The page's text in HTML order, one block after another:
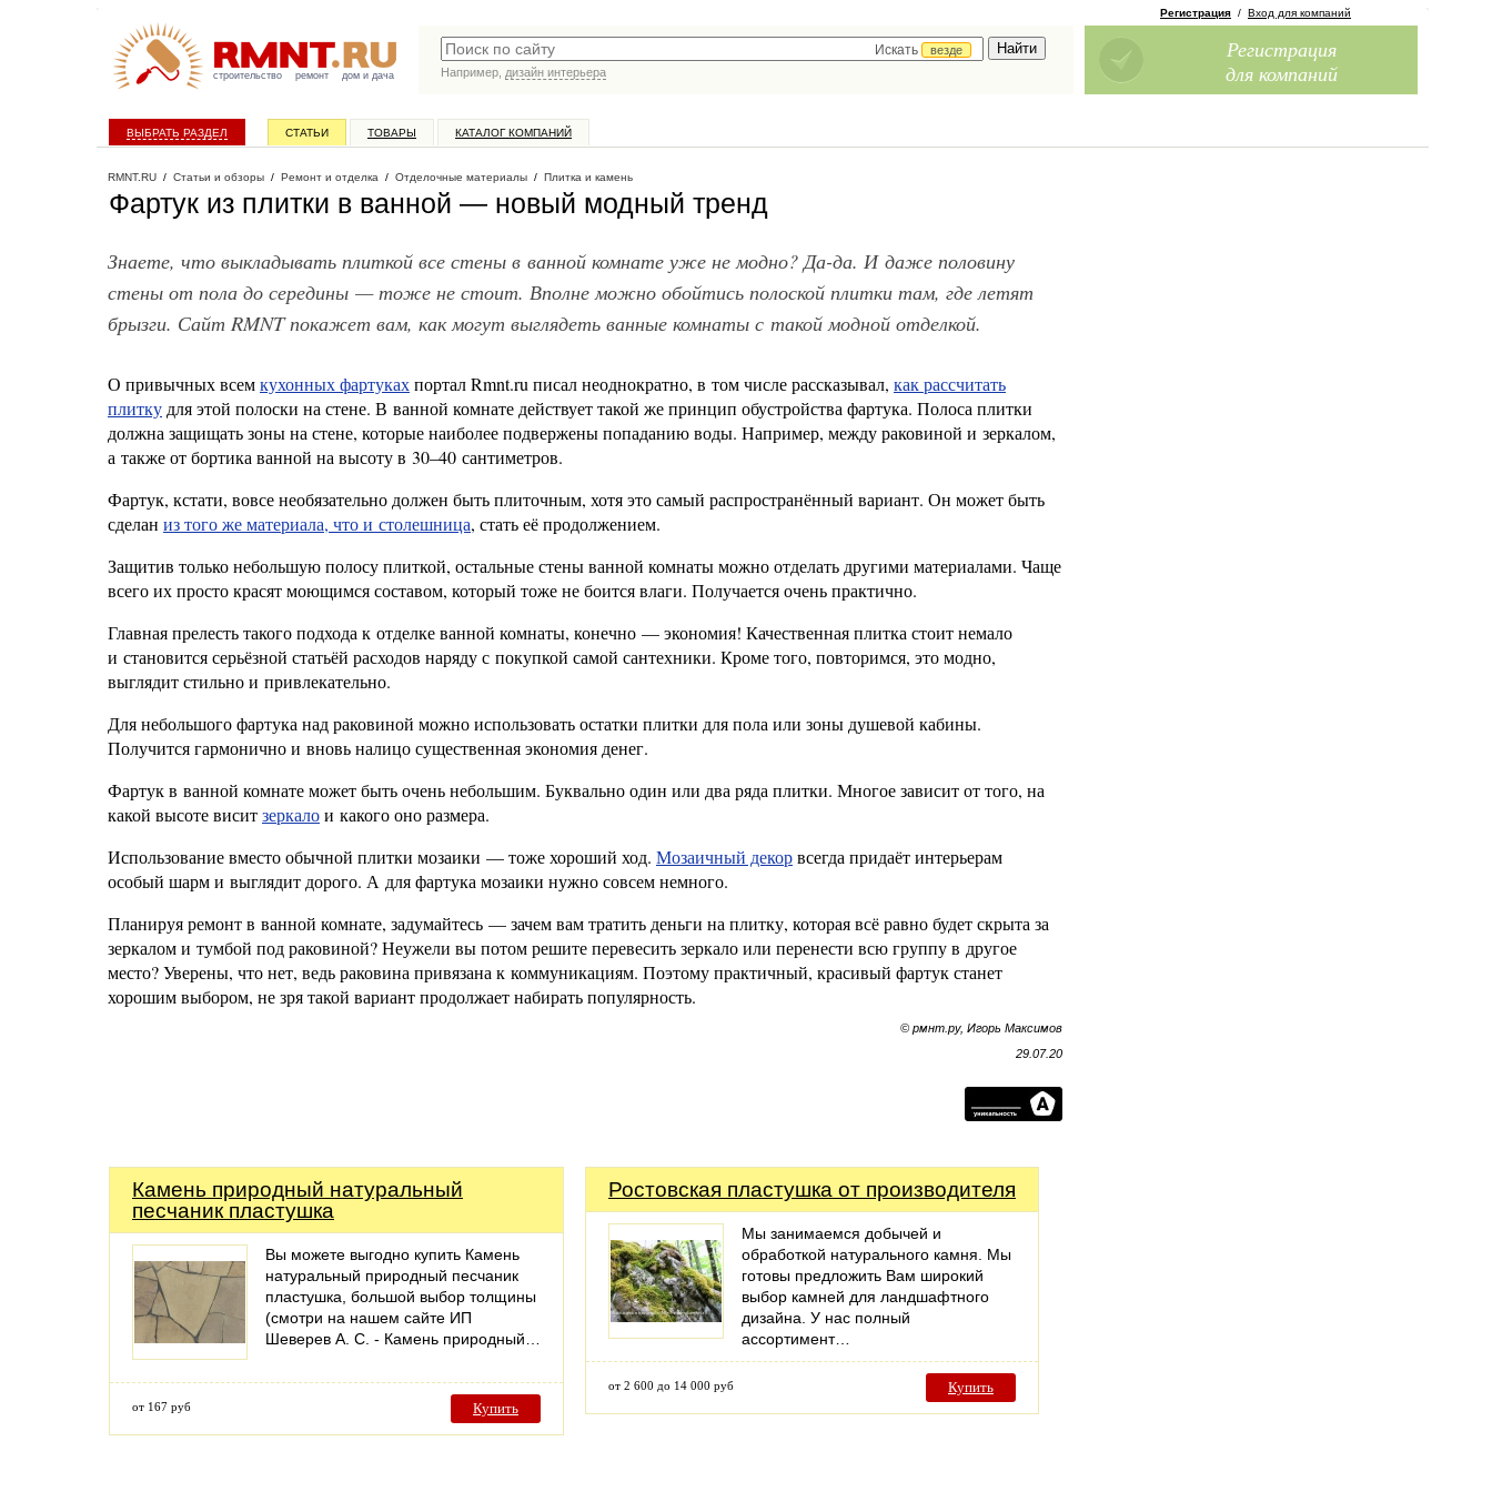
строительство ремонт дом и дача
Искать
везде
Например, дизайн интерьера
Регистрация / Вход для компаний
Регистрация
для компаний
ВЫБРАТЬ РАЗДЕЛ СТАТЬИ ТОВАРЫ КАТАЛОГ КОМПАНИЙ
RMNT.RU / Статьи и обзоры / Ремонт и отделка / Отделочные материалы / Плитка и камень
Фартук из плитки в ванной — новый модный тренд
Знаете, что выкладывать плиткой все стены в ванной комнате уже не модно? Да-да. И даже половину
стены от пола до середины — тоже не стоит. Вполне можно обойтись полоской плитки там, где летят
брызги. Сайт RMNT покажет вам, как могут выглядеть ванные комнаты с такой модной отделкой.
О привычных всемкухонных фартукахпортал Rmnt.ru писал неоднократно, в том числе рассказывал, как рассчитать
плитку для этой полоски на стене. В ванной комнате действует такой же принцип обустройства фартука. Полоса плитки
должна защищать зоны на стене, которые наиболее подвержены попаданию воды. Например, между раковиной и зеркалом,
а также от бортика ванной на высоту в 30–40 сантиметров.
Фартук, кстати, вовсе необязательно должен быть плиточным, хотя это самый распространённый вариант. Он может быть
сделан из того же материала, что и столешница, стать её продолжением.
Защитив только небольшую полосу плиткой, остальные стены ванной комнаты можно отделать другими материалами. Чаще
всего их просто красят моющимся составом, который тоже не боится влаги. Получается очень практично.
Главная прелесть такого подхода к отделке ванной комнаты, конечно — экономия! Качественная плитка стоит немало
и становится серьёзной статьёй расходов наряду с покупкой самой сантехники. Кроме того, повторимся, это модно,
выглядит стильно и привлекательно.
Для небольшого фартука над раковиной можно использовать остатки плитки для пола или зоны душевой кабины.
Получится гармонично и вновь налицо существенная экономия денег.
Фартук в ванной комнате может быть очень небольшим. Буквально один или два ряда плитки. Многое зависит от того, на
какой высоте виситзеркалои какого оно размера.
Использование вместо обычной плитки мозаики — тоже хороший ход. Мозаичный декорвсегда придаёт интерьерам
особый шарм и выглядит дорого. А для фартука мозаики нужно совсем немного.
Планируя ремонт в ванной комнате, задумайтесь — зачем вам тратить деньги на плитку, которая всё равно будет скрыта за
зеркалом и тумбой под раковиной? Неужели вы потом решите перевесить зеркало или перенести всю группу в другое
место? Уверены, что нет, ведь раковина привязана к коммуникациям. Поэтому практичный, красивый фартук станет
хорошим выбором, не зря такой вариант продолжает набирать популярность.
© рмнт.ру, Игорь Максимов
29.07.20
Камень природный натуральный
песчаник пластушка
Вы можете выгодно купить Камень
натуральный природный песчаник
пластушка, большой выбор толщины
(смотри на нашем сайте ИП
Шеверев А. С. - Камень природный…
от 167 руб Купить
Ростовская пластушка от производителя
Мы занимаемся добычей и
обработкой натурального камня. Мы
готовы предложить Вам широкий
выбор камней для ландшафтного
дизайна. У нас полный
ассортимент…
от 2 600 до 14 000 руб Купить